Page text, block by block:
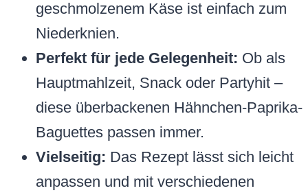
geschmolzenem Käse ist einfach zum
Niederknien.
Perfekt für jede Gelegenheit: Ob als
Hauptmahlzeit, Snack oder Partyhit –
diese überbackenen Hähnchen-Paprika-
Baguettes passen immer.
Vielseitig: Das Rezept lässt sich leicht
anpassen und mit verschiedenen